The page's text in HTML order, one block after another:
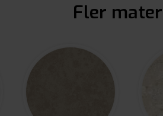
Fler